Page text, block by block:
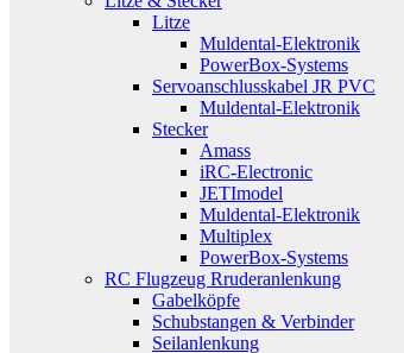
Litze
Muldental-Elektronik
PowerBox-Systems
Servoanschlusskabel JR PVC
Muldental-Elektronik
Stecker
Amass
iRC-Electronic
JETImodel
Muldental-Elektronik
Multiplex
PowerBox-Systems
RC Flugzeug Rruderanlenkung
Gabelköpfe
Schubstangen & Verbinder
Seilanlenkung